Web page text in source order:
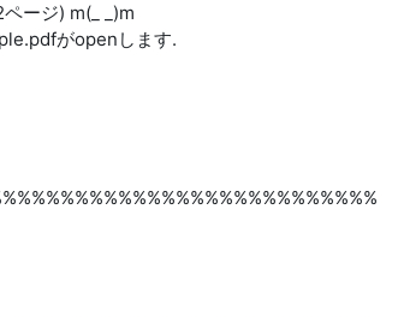
ージ) m(_ _)m
がopenします.